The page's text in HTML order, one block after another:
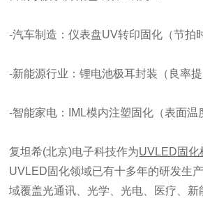
-汽车制造：仪表盘UV转印固化（节拍
-新能源行业：锂电池极耳封装（良率提
-智能家电：IML模内注塑固化（表面温
复坦希(北京)电子科技作为UVLED固化
UVLED固化领域已有十多年的研发生
域覆盖光通讯、光学、光电、医疗、新